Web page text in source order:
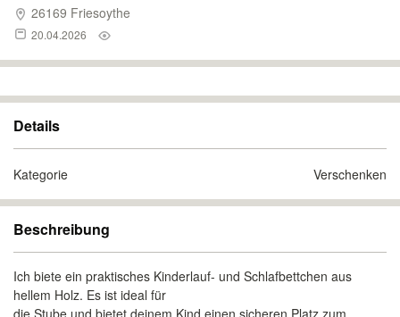
26169 Friesoythe
20.04.2026
Details
Kategorie Verschenken
Beschreibung
Ich biete ein praktisches Kinderlauf- und Schlafbettchen aus
hellem Holz. Es ist ideal für
die Stube und bietet deinem Kind einen sicheren Platz zum